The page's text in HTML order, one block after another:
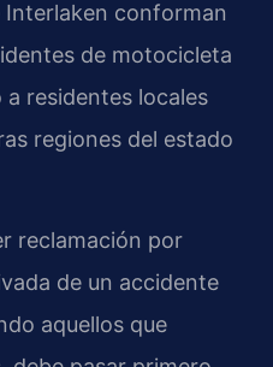
conforman
de motocicleta
residentes locales
regiones del estado
reclamación por
de un accidente
aquellos que